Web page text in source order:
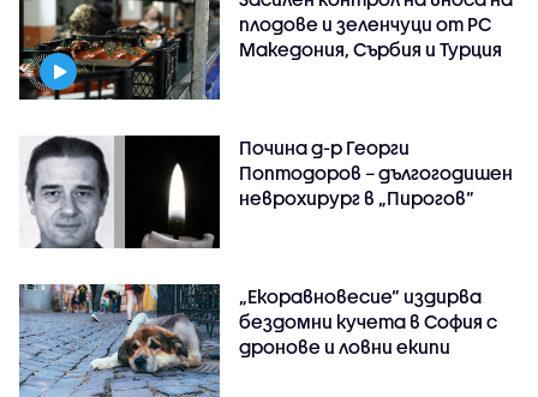
плодове и зеленчуци от РС
Македония, Сърбия и Турция
Почина д-р Георги
Поптодоров – дългогодишен
неврохирург в „Пирогов“
„Екоравновесие“ издирва
бездомни кучета в София с
дронове и ловни екипи